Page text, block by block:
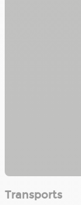
Transports